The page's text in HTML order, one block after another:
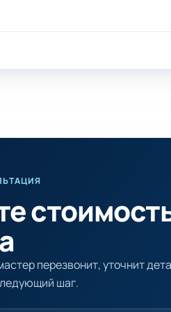
перезвонит, уточнит
шаг.